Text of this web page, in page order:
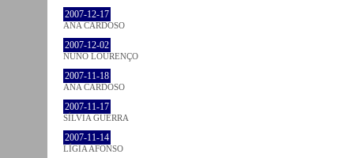
2007-12-17
ANA CARDOSO
2007-12-02
NUNO LOURENÇO
2007-11-18
ANA CARDOSO
2007-11-17
SÍLVIA GUERRA
2007-11-14
LÍGIA AFONSO